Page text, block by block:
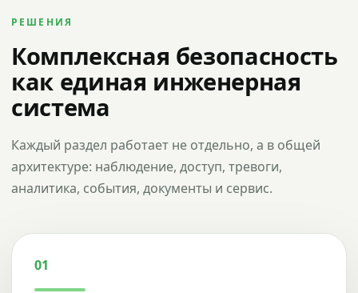
РЕШЕНИЯ
Комплексная безопасность
как единая инженерная
система
Каждый раздел работает не отдельно, а в общей
архитектуре: наблюдение, доступ, тревоги,
аналитика, события, документы и сервис.
01